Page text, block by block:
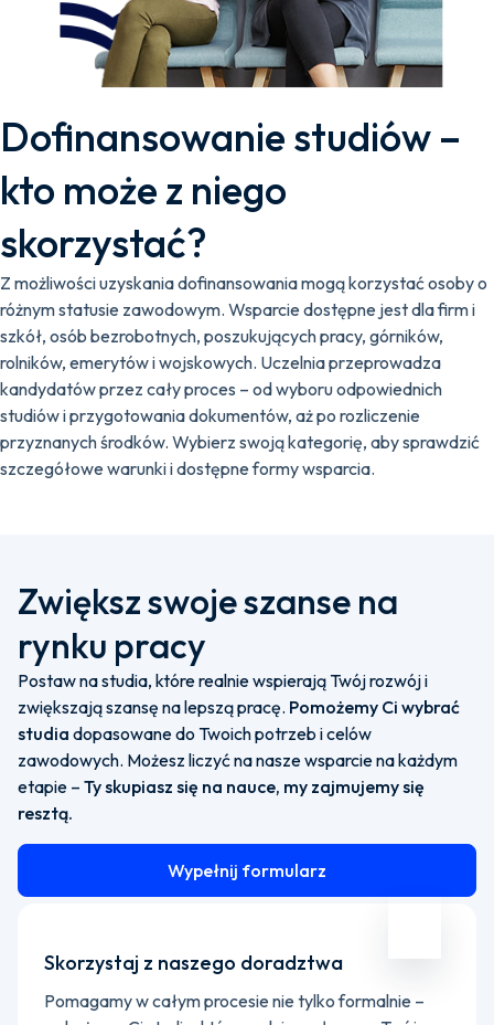
Dofinansowanie studiów –
kto może z niego
skorzystać?
Z możliwości uzyskania dofinansowania mogą korzystać osoby o
różnym statusie zawodowym. Wsparcie dostępne jest dla firm i
szkół, osób bezrobotnych, poszukujących pracy, górników,
rolników, emerytów i wojskowych. Uczelnia przeprowadza
kandydatów przez cały proces – od wyboru odpowiednich
studiów i przygotowania dokumentów, aż po rozliczenie
przyznanych środków. Wybierz swoją kategorię, aby sprawdzić
szczegółowe warunki i dostępne formy wsparcia.
Zwiększ swoje szanse na
rynku pracy
Postaw na studia, które realnie wspierają Twój rozwój i
zwiększają szansę na lepszą pracę. Pomożemy Ci wybrać
studia dopasowane do Twoich potrzeb i celów
zawodowych. Możesz liczyć na nasze wsparcie na każdym
etapie – Ty skupiasz się na nauce, my zajmujemy się
resztą.
Wypełnij formularz
Skorzystaj z naszego doradztwa
Pomagamy w całym procesie nie tylko formalnie –